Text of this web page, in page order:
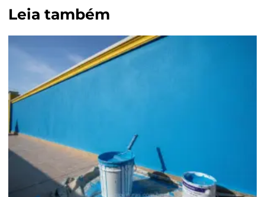
Leia também